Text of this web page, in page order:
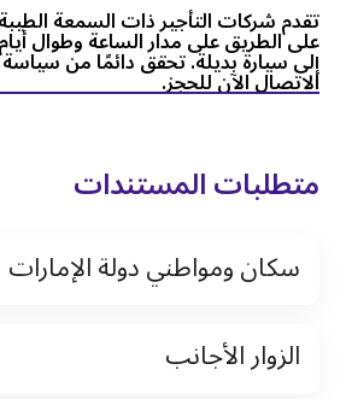
تقدم شركات التأجير ذات السمعة
على الطريق على مدار الساعة وطوال
إلى سيارة بديلة. تحقق دائمًا من
الاتصال الآن للحجز.
متطلبات المستندات
سكان ومواطني دولة الإمارات
نسخة من تأشيرة الاقامة
الزوار الأجانب